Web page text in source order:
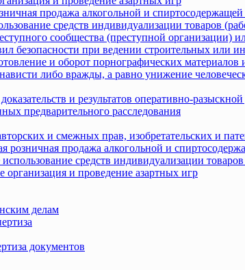
продажа алкогольной и
средств индивидуализации товаров
сообщества (преступной организации)
безопасности при ведении строительных или
и оборот порнографических материалов
либо вражды, а равно унижение
и результатов оперативно-разыскной
предварительного расследования
и смежных прав, изобретательских и
розничная продажа алкогольной и
средств индивидуализации товаров
и проведение азартных игр
делам
документов